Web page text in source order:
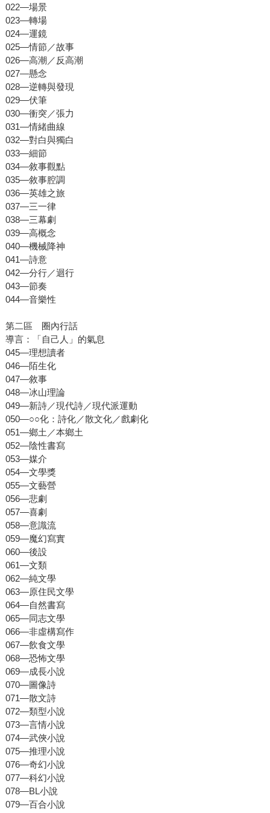
022—場景
023—轉場
024—運鏡
025—情節／故事
026—高潮／反高潮
027—懸念
028—逆轉與發現
029—伏筆
030—衝突／張力
031—情緒曲線
032—對白與獨白
033—細節
034—敘事觀點
035—敘事腔調
036—英雄之旅
037—三一律
038—三幕劇
039—高概念
040—機械降神
041—詩意
042—分行／迴行
043—節奏
044—音樂性
第二區 圈內行話
導言：「自己人」的氣息
045—理想讀者
046—陌生化
047—敘事
048—冰山理論
049—新詩／現代詩／現代派運動
050—○○化：詩化／散文化／戲劇化
051—鄉土／本鄉土
052—陰性書寫
053—媒介
054—文學獎
055—文藝營
056—悲劇
057—喜劇
058—意識流
059—魔幻寫實
060—後設
061—文類
062—純文學
063—原住民文學
064—自然書寫
065—同志文學
066—非虛構寫作
067—飲食文學
068—恐怖文學
069—成長小說
070—圖像詩
071—散文詩
072—類型小說
073—言情小說
074—武俠小說
075—推理小說
076—奇幻小說
077—科幻小說
078—BL小說
079—百合小說